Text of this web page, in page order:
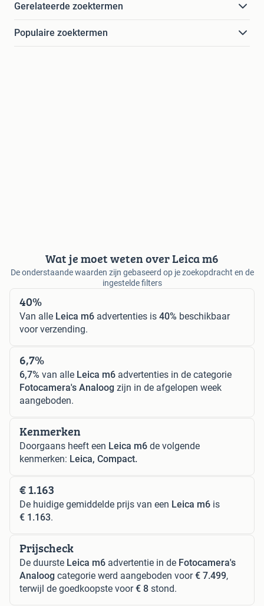
Gerelateerde zoektermen
Populaire zoektermen
Wat je moet weten over Leica m6
De onderstaande waarden zijn gebaseerd op je zoekopdracht en de
ingestelde filters
40%
Van alle Leica m6 advertenties is 40% beschikbaar
voor verzending.
6,7%
6,7% van alle Leica m6 advertenties in de categorie
Fotocamera's Analoog zijn in de afgelopen week
aangeboden.
Kenmerken
Doorgaans heeft een Leica m6 de volgende
kenmerken: Leica, Compact.
€ 1.163
De huidige gemiddelde prijs van een Leica m6 is
€ 1.163.
Prijscheck
De duurste Leica m6 advertentie in de Fotocamera's
Analoog categorie werd aangeboden voor€ 7.499,
terwijl de goedkoopste voor€ 8 stond.